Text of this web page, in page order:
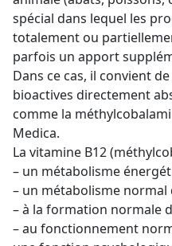
spécial dans lequel les
totalement ou
parfois un apport
Dans ce cas, il convient
bioactives directement
comme la
Medica.
La vitamine B12
– un métabolisme
– un métabolisme normal
– à la formation normale
– au fonctionnement